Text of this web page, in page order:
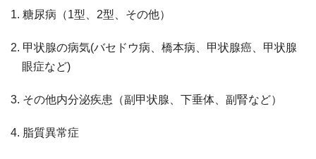
糖尿病（1型、2型、その他）
甲状腺の病気(バセドウ病、橋本病、甲状腺癌、甲状腺
眼症など)
その他内分泌疾患（副甲状腺、下垂体、副腎など）
脂質異常症